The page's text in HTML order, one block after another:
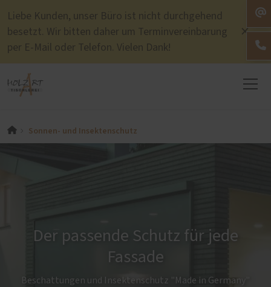
Liebe Kunden, unser Büro ist nicht durchgehend
besetzt. Wir bitten daher um Terminvereinbarung
per E-Mail oder Telefon. Vielen Dank!
Sonnen- und Insektenschutz
Der passende Schutz für jede
Fassade
Beschattungen und Insektenschutz "Made in Germany"